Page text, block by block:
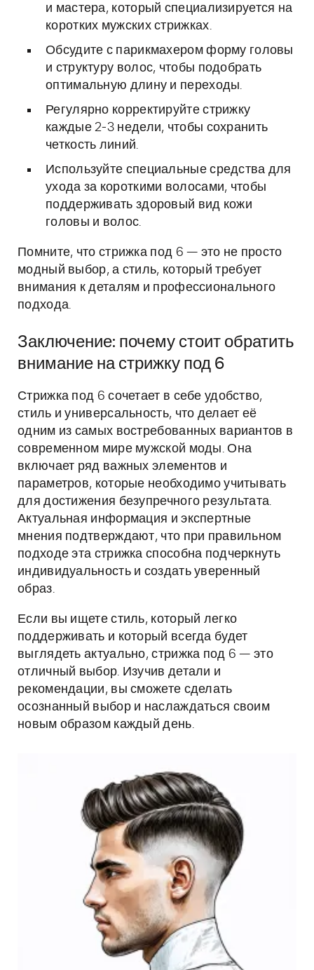
и мастера, который специализируется на
коротких мужских стрижках.
Обсудите с парикмахером форму головы
и структуру волос, чтобы подобрать
оптимальную длину и переходы.
Регулярно корректируйте стрижку
каждые 2-3 недели, чтобы сохранить
четкость линий.
Используйте специальные средства для
ухода за короткими волосами, чтобы
поддерживать здоровый вид кожи
головы и волос.
Помните, что стрижка под 6 — это не просто
модный выбор, а стиль, который требует
внимания к деталям и профессионального
подхода.
Заключение: почему стоит обратить
внимание на стрижку под 6
Стрижка под 6 сочетает в себе удобство,
стиль и универсальность, что делает её
одним из самых востребованных вариантов в
современном мире мужской моды. Она
включает ряд важных элементов и
параметров, которые необходимо учитывать
для достижения безупречного результата.
Актуальная информация и экспертные
мнения подтверждают, что при правильном
подходе эта стрижка способна подчеркнуть
индивидуальность и создать уверенный
образ.
Если вы ищете стиль, который легко
поддерживать и который всегда будет
выглядеть актуально, стрижка под 6 — это
отличный выбор. Изучив детали и
рекомендации, вы сможете сделать
осознанный выбор и наслаждаться своим
новым образом каждый день.